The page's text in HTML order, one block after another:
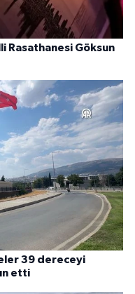
Rasathanesi Göksun
39 dereceyi
etti